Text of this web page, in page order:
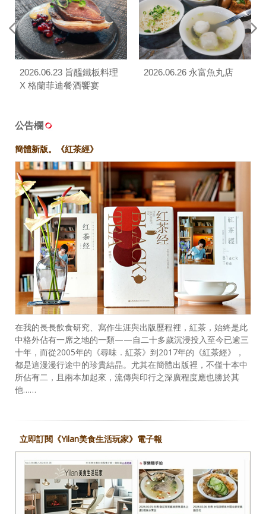
2026.06.23 旨醞鐵板料理
X 格蘭菲迪餐酒饗宴
2026.06.26 永富魚丸店
公告欄
簡體新版。《紅茶經》
在我的長長飲食研究、寫作生涯與出版歷程裡，紅茶，始終是此
中格外佔有一席之地的一類——自二十多歲沉浸投入至今已逾三
十年，而從2005年的《尋味．紅茶》到2017年的《紅茶經》，
都是這漫漫行途中的珍貴結晶。尤其在簡體出版裡，不僅十本中
所佔有二，且兩本加起來，流傳與印行之深廣程度應也勝於其
他……
立即訂閱《Yilan美食生活玩家》電子報